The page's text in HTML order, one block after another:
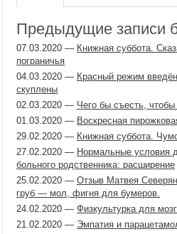
Предыдущие записи
07.03.2020 — Книжная суббота.
пограничья
04.03.2020 — Красный режим
скуплены
02.03.2020 — Чего бы съесть, чтобы
01.03.2020 — Воскресная
29.02.2020 — Книжная суббота.
27.02.2020 — Нормальные условия
больного родственника: расширение
25.02.2020 — Отзыв Матвея
груб — мол, фигня для бумеров.
24.02.2020 — Физкультурка для
21.02.2020 — Эмпатия и